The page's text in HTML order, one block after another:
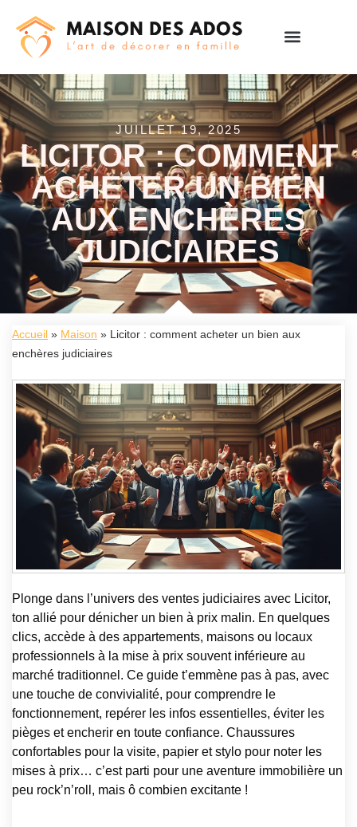
JUILLET 19, 2025
LICITOR : COMMENT
ACHETER UN BIEN
AUX ENCHÈRES
JUDICIAIRES
Accueil » Maison » Licitor : comment acheter un bien aux
enchères judiciaires
Plonge dans l’univers des ventes judiciaires avec Licitor,
ton allié pour dénicher un bien à prix malin. En quelques
clics, accède à des appartements, maisons ou locaux
professionnels à la mise à prix souvent inférieure au
marché traditionnel. Ce guide t’emmène pas à pas, avec
une touche de convivialité, pour comprendre le
fonctionnement, repérer les infos essentielles, éviter les
pièges et encherir en toute confiance. Chaussures
confortables pour la visite, papier et stylo pour noter les
mises à prix… c’est parti pour une aventure immobilière un
peu rock’n’roll, mais ô combien excitante !